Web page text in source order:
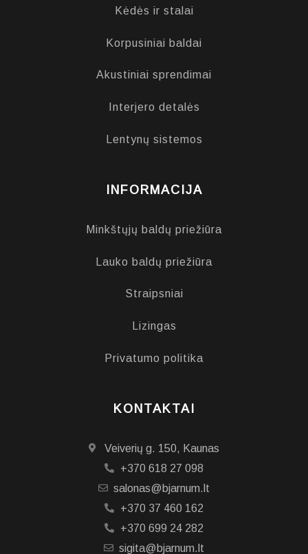
Kėdės ir stalai
Korpusiniai baldai
Akustiniai sprendimai
Interjero detalės
Lentynų sistemos
INFORMACIJA
Minkštųjų baldų priežiūra
Lauko baldų priežiūra
Straipsniai
Lizingas
Privatumo politika
KONTAKTAI
Veiverių g. 150, Kaunas
+370 618 27 098
salonas@bjarnum.lt
+370 37 460 162
+370 699 24 282
sigita@bjarnum.lt